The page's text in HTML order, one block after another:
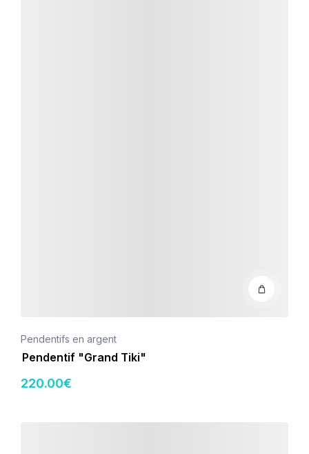
Pendentifs en argent
Pendentif "Grand Tiki"
220.00€